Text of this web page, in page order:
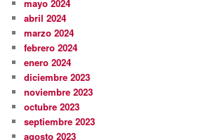
mayo 2024
abril 2024
marzo 2024
febrero 2024
enero 2024
diciembre 2023
noviembre 2023
octubre 2023
septiembre 2023
agosto 2023